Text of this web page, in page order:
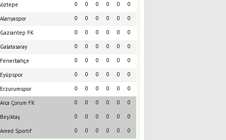
0
0
0
0
0
0
Alanyaspor 0
0
0
0
0
0
Gaziantep FK 0
0
0
0
0
0
Galatasaray 0
0
0
0
0
0
Fenerbahçe 0
0
0
0
0
0
Eyüpspor 0
0
0
0
0
0
Erzurumspor 0
0
0
0
0
0
Arca Çorum FK 0
0
0
0
0
0
Beşiktaş 0
0
0
0
0
0
Amed Sportif 0
0
0
0
0
0